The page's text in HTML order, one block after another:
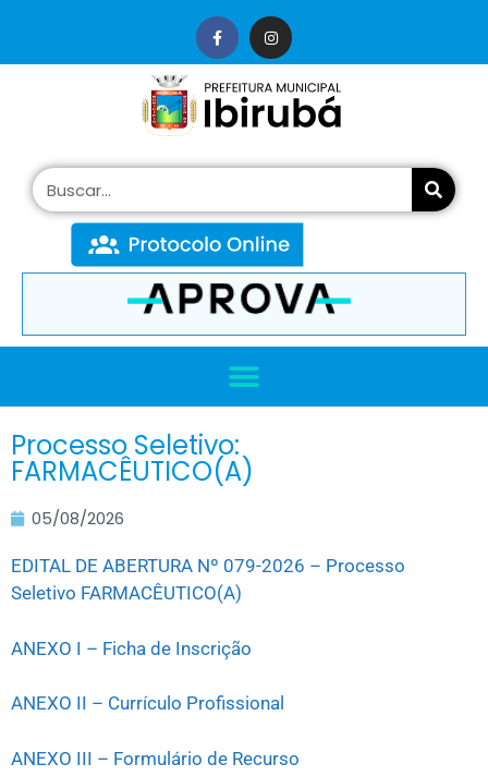
Processo Seletivo:
FARMACÊUTICO(A)
05/08/2026
EDITAL DE ABERTURA Nº 079-2026 – Processo
Seletivo FARMACÊUTICO(A)
ANEXO I – Ficha de Inscrição
ANEXO II – Currículo Profissional
ANEXO III – Formulário de Recurso